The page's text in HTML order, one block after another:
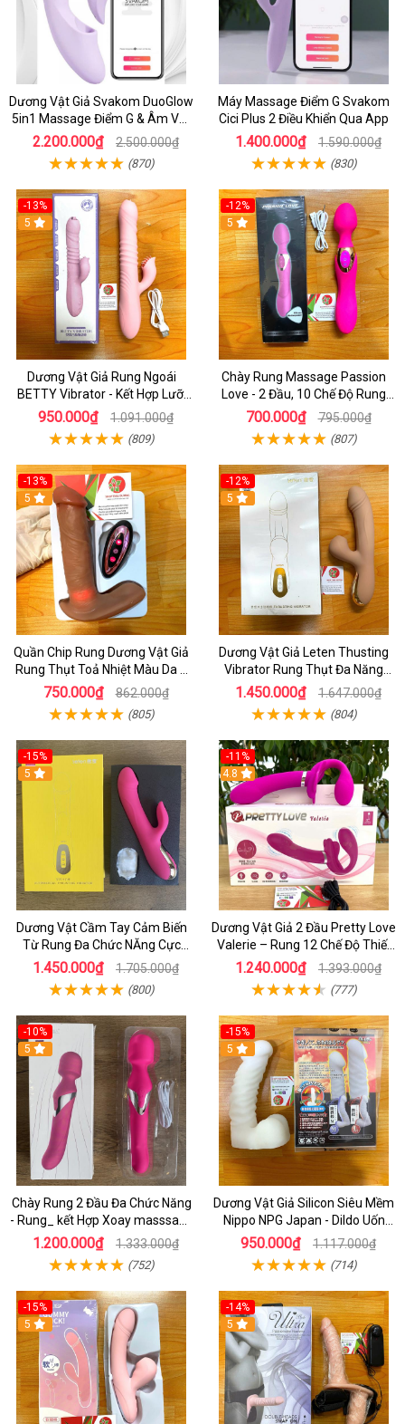
Dương Vật Giả Svakom DuoGlow
5in1 Massage Điểm G & Âm Vật
Điều Khiển App Thông Minh
2.200.000₫ 2.500.000₫
(870)
Máy Massage Điểm G Svakom
Cici Plus 2 Điều Khiển Qua App
1.400.000₫ 1.590.000₫
(830)
-13%
5
Dương Vật Giả Rung Ngoái
BETTY Vibrator - Kết Hợp Lưỡi
Liếm 2 Đầu Và Toả Nhiệt
950.000₫ 1.091.000₫
(809)
-12%
5
Chày Rung Massage Passion
Love - 2 Đầu, 10 Chế Độ Rung
Cực Mạnh
700.000₫ 795.000₫
(807)
-13%
5
Quần Chip Rung Dương Vật Giả
Rung Thụt Toả Nhiệt Màu Da 7
Chế Độ Thụt _ Điều Khiển Từ Xa
Bằng Remote
750.000₫ 862.000₫
(805)
-12%
5
Dương Vật Giả Leten Thusting
Vibrator Rung Thụt Đa Năng
_Kết Hợp Lưỡi Liếm Uấn Cong
Rung Cưc Mạnh
1.450.000₫ 1.647.000₫
(804)
-15%
5
Dương Vật Cầm Tay Cảm Biến
Từ Rung Đa Chức NĂng Cực
Mạnh - Kết hợp Toả Nhiệt Rung
Nhánh
1.450.000₫ 1.705.000₫
(800)
-11%
4.8
Dương Vật Giả 2 Đầu Pretty Love
Valerie – Rung 12 Chế Độ Thiết
Kế Cho Cặp Đôi Nữ
1.240.000₫ 1.393.000₫
(777)
-10%
5
Chày Rung 2 Đầu Đa Chức Năng
- Rung_ kết Hợp Xoay masssage
Điểm G cao Cấp
1.200.000₫ 1.333.000₫
(752)
-15%
5
Dương Vật Giả Silicon Siêu Mềm
Nippo NPG Japan - Dildo Uốn
Cong Tùy Thích
950.000₫ 1.117.000₫
(714)
-15%
5
-14%
5